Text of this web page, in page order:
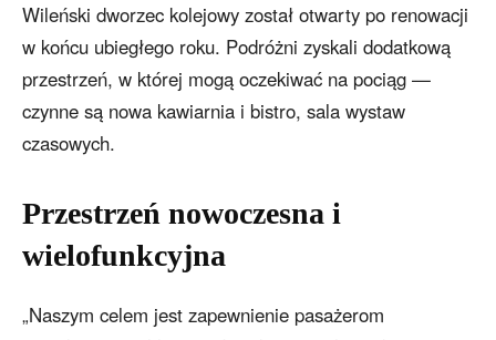
Wileński dworzec kolejowy został otwarty po renowacji
w końcu ubiegłego roku. Podróżni zyskali dodatkową
przestrzeń, w której mogą oczekiwać na pociąg —
czynne są nowa kawiarnia i bistro, sala wystaw
czasowych.
Przestrzeń nowoczesna i
wielofunkcyjna
„Naszym celem jest zapewnienie pasażerom